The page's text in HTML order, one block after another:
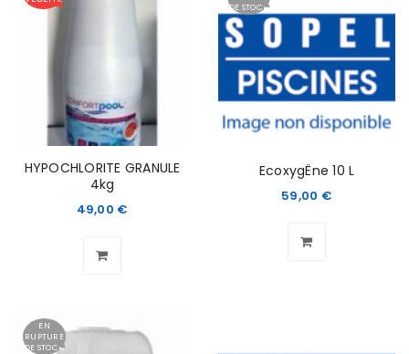
HYPOCHLORITE GRANULE
4kg
49,00 €
DE STOCK
EcoxygËne 10 L
59,00 €
EN
RUPTURE
DE STOCK